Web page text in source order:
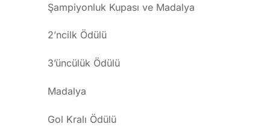
Şampiyonluk Kupası ve Madalya
2’ncilk Ödülü
3’üncülük Ödülü
Madalya
Gol Kralı Ödülü